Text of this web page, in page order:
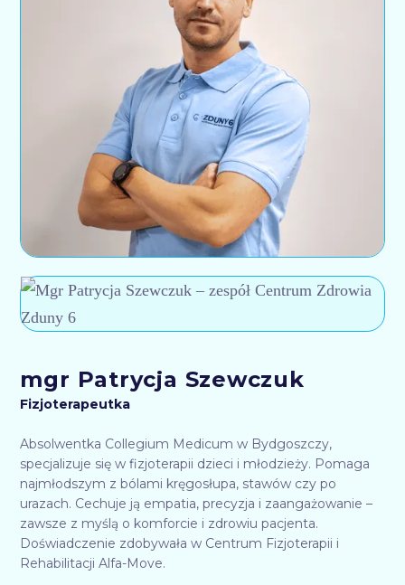
mgr Patrycja Szewczuk
Fizjoterapeutka
Absolwentka Collegium Medicum w Bydgoszczy,
specjalizuje się w fizjoterapii dzieci i młodzieży. Pomaga
najmłodszym z bólami kręgosłupa, stawów czy po
urazach. Cechuje ją empatia, precyzja i zaangażowanie –
zawsze z myślą o komforcie i zdrowiu pacjenta.
Doświadczenie zdobywała w Centrum Fizjoterapii i
Rehabilitacji Alfa-Move.